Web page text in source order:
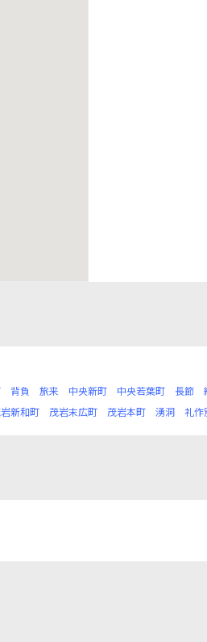
背負 旅来 中央新町 中央若葉町 長節
新和町 茂岩末広町 茂岩本町 湧洞 礼作